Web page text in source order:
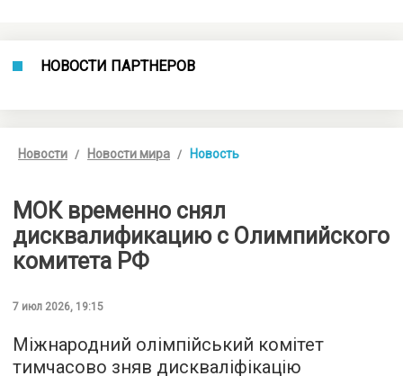
НОВОСТИ ПАРТНЕРОВ
Новости Новости мира Новость
МОК временно снял
дисквалификацию с Олимпийского
комитета РФ
7 июл 2026, 19:15
Міжнародний олімпійський комітет
тимчасово зняв дискваліфікацію